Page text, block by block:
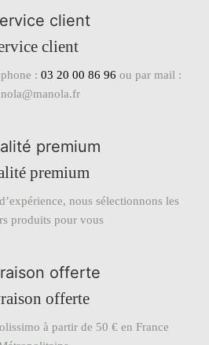
client
: 03 20 00 86 96 ou par mail :
premium
nous sélectionnons les
produits pour vous
offerte
à partir de 50 € en France